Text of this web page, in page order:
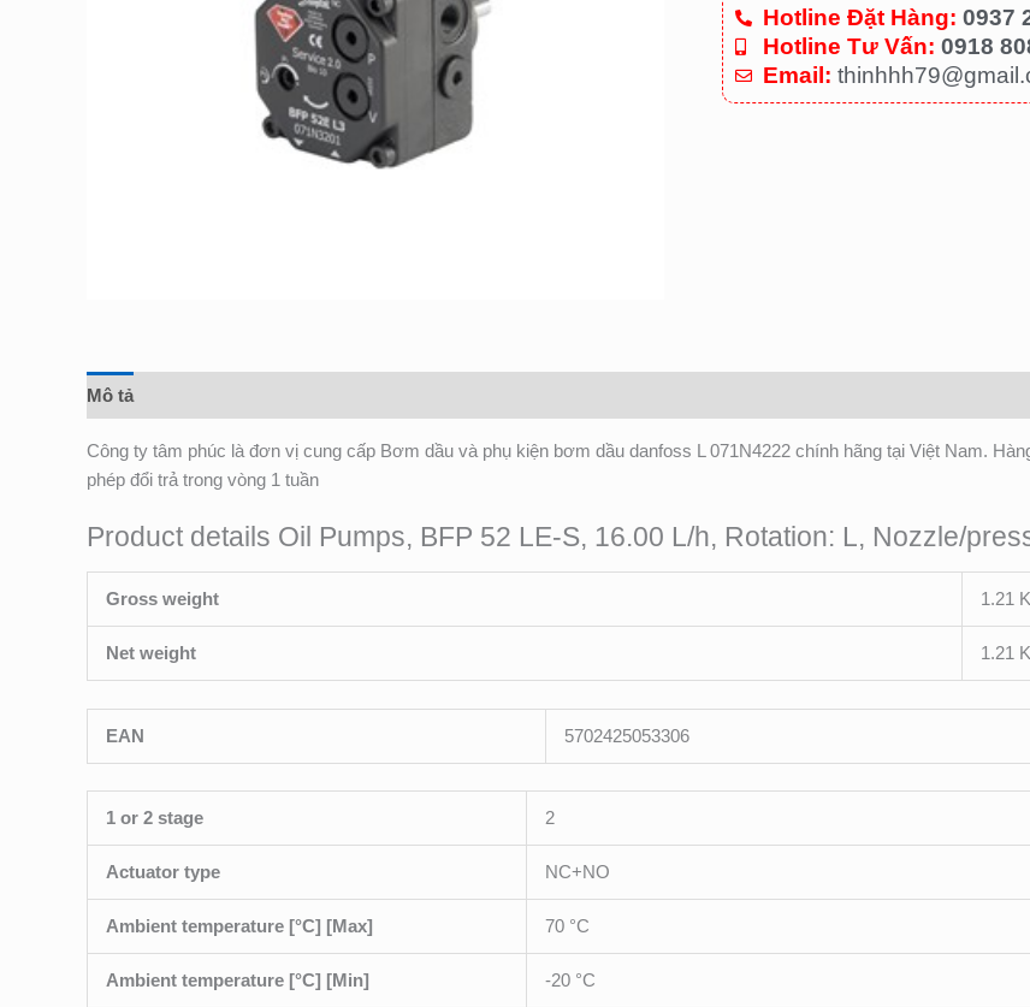
Hotline Đặt Hàng: 0937
Hotline Tư Vấn: 0918
Email:
Mô tả
Công ty tâm phúc là đơn vị cung cấp Bơm dầu và phụ kiện bơm dầu danfoss L 071N4222 chính hãng tại Việt Nam.
phép đổi trả trong vòng 1 tuần
Product details Oil Pumps, BFP 52 LE-S, 16.00 L/h, Rotation: L, Nozzle/
Gross weight 1.21
Net weight 1.21
EAN 5702425053306
1 or 2 stage 2
Actuator type NC+NO
Ambient temperature [°C] [Max] 70 °C
Ambient temperature [°C] [Min] -20 °C